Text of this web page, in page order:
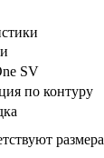
SV
по контуру